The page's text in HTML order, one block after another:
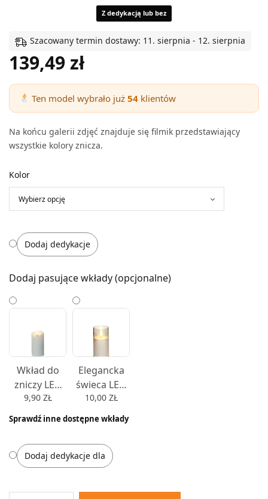
Z dedykacją lub bez
Szacowany termin dostawy: 11. sierpnia - 12. sierpnia
139,49zł
Ten model wybrało już54 klientów
Na końcu galerii zdjęć znajduje się filmik przedstawiający
wszystkie kolory znicza.
Kolor
Dodaj dedykacje
Dodaj pasujące wkłady (opcjonalne)
Wkład do
zniczy LED
świeca WAX
9,5cm,
15cm lub
17,5cm - 9,5
9,90 ZŁ
Elegancka
świeca LED
w dymionej
imitacji szkła
nowoczesny
wkład od
zniczy 10cm,
12,5cm lub
10,00 ZŁ
Sprawdź inne dostępne wkłady
Dodaj dedykacje dla